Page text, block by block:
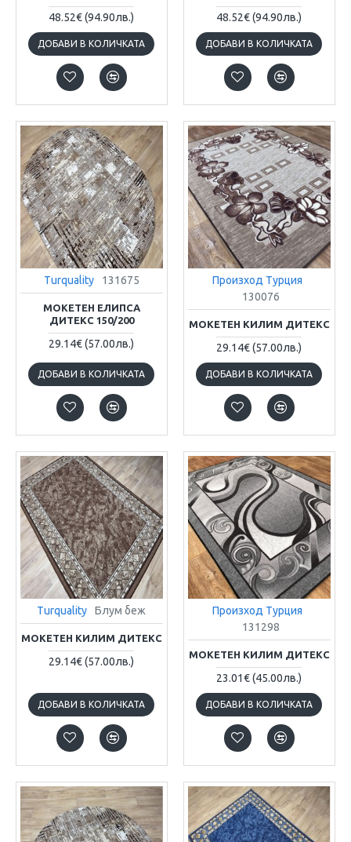
48.52€(94.90лв.)
ДОБАВИ В КОЛИЧКАТА
48.52€(94.90лв.)
ДОБАВИ В КОЛИЧКАТА
Turquality 131675
МОКЕТЕН ЕЛИПСА
ДИТЕКС 150/200
29.14€(57.00лв.)
ДОБАВИ В КОЛИЧКАТА
Произход Турция
130076
МОКЕТЕН КИЛИМ ДИТЕКС
29.14€(57.00лв.)
ДОБАВИ В КОЛИЧКАТА
Turquality Блум беж
МОКЕТЕН КИЛИМ ДИТЕКС
29.14€(57.00лв.)
ДОБАВИ В КОЛИЧКАТА
Произход Турция
131298
МОКЕТЕН КИЛИМ ДИТЕКС
23.01€(45.00лв.)
ДОБАВИ В КОЛИЧКАТА